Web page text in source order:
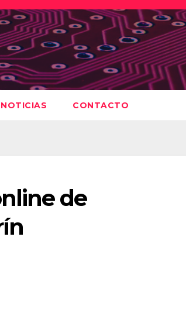
NOTICIAS CONTACTO
de